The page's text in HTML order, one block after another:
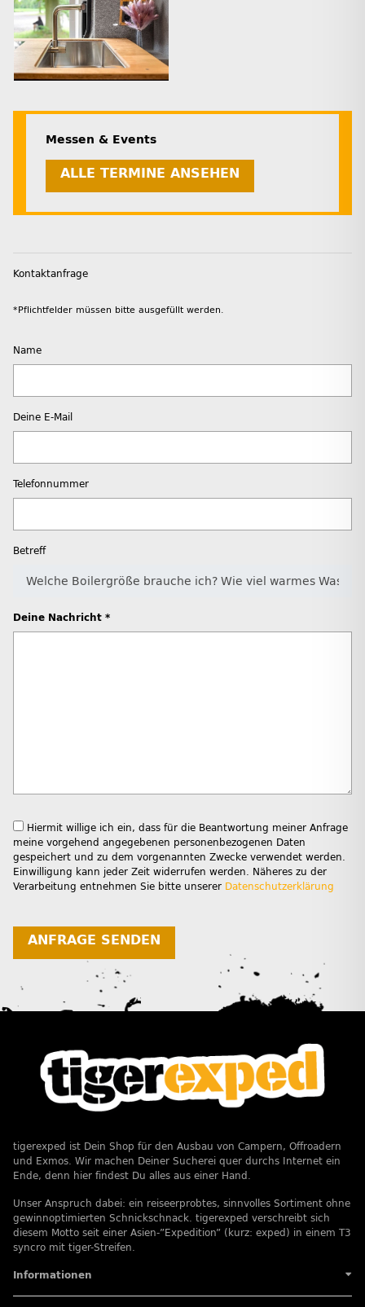
Messen & Events
ALLE TERMINE ANSEHEN
Kontaktanfrage
*Pflichtfelder müssen bitte ausgefüllt werden.
Name
Deine E-Mail
Telefonnummer
Betreff
Deine Nachricht *
Hiermit willige ich ein, dass für die Beantwortung meiner Anfrage
meine vorgehend angegebenen personenbezogenen Daten
gespeichert und zu dem vorgenannten Zwecke verwendet werden.
Einwilligung kann jeder Zeit widerrufen werden. Näheres zu der
Verarbeitung entnehmen Sie bitte unserer Datenschutzerklärung
ANFRAGE SENDEN
tigerexped ist Dein Shop für den Ausbau von Campern, Offroadern
und Exmos. Wir machen Deiner Sucherei quer durchs Internet ein
Ende, denn hier findest Du alles aus einer Hand.
Unser Anspruch dabei: ein reiseerprobtes, sinnvolles Sortiment ohne
gewinnoptimierten Schnickschnack. tigerexped verschreibt sich
diesem Motto seit einer Asien-”Expedition” (kurz: exped) in einem T3
syncro mit tiger-Streifen.
Informationen